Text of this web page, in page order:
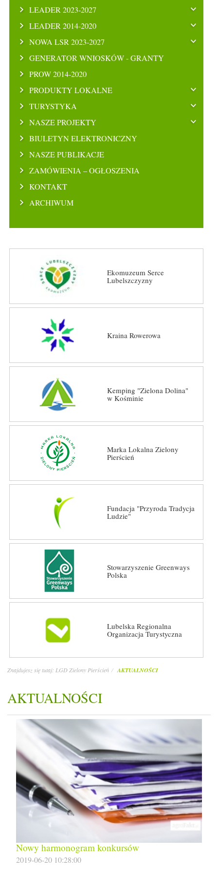
LEADER 2023-2027
LEADER 2014-2020
NOWA LSR 2023-2027
GENERATOR WNIOSKÓW - GRANTY
PROW 2014-2020
PRODUKTY LOKALNE
TURYSTYKA
NASZE PROJEKTY
BIULETYN ELEKTRONICZNY
NASZE PUBLIKACJE
ZAMÓWIENIA – OGŁOSZENIA
KONTAKT
ARCHIWUM
Ekomuzeum Serce
Lubelszczyzny
Kraina Rowerowa
Kemping "Zielona Dolina"
w Kośminie
Marka Lokalna Zielony
Pierścień
Fundacja "Przyroda Tradycja
Ludzie"
Stowarzyszenie Greenways
Polska
Lubelska Regionalna
Organizacja Turystyczna
Znajdujesz się tutaj: LGD Zielony Pierścień AKTUALNOŚCI
AKTUALNOŚCI
Nowy harmonogram konkursów
2019-06-20 10:28:00